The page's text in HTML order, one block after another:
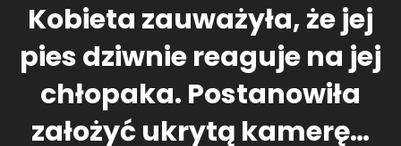
Kobieta zauważyła, że jej
pies dziwnie reaguje na jej
chłopaka. Postanowiła
założyć ukrytą kamerę…